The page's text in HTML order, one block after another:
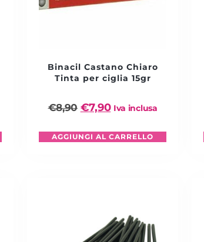
Binacil Castano Chiaro
Tinta per ciglia 15gr
€8,90 €7,90 Iva inclusa
AGGIUNGI AL CARRELLO